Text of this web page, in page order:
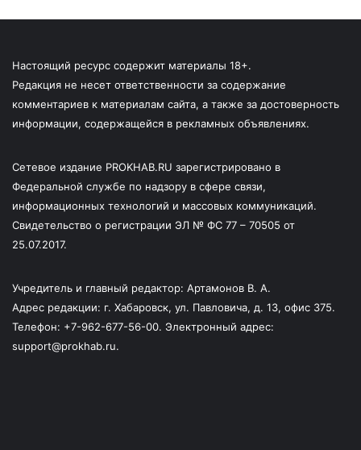
Настоящий ресурс содержит материалы 18+.
Редакция не несет ответственности за содержание
комментариев к материалам сайта, а также за достоверность
информации, содержащейся в рекламных объявлениях.
Сетевое издание PROKHAB.RU зарегистрировано в
Федеральной службе по надзору в сфере связи,
информационных технологий и массовых коммуникаций.
Свидетельство о регистрации ЭЛ № ФС 77 – 70505 от
25.07.2017.
Учредитель и главный редактор: Артамонов В. А.
Адрес редакции: г. Хабаровск, ул. Павловича, д. 13, офис 375.
Телефон: +7-962-677-56-00. Электронный адрес:
support@prokhab.ru.